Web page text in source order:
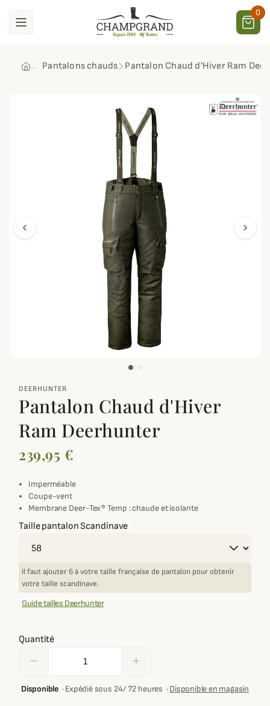
0
Pantalons chauds Pantalon Chaud d'Hiver Ram
chevron_left
zoom_out_map
chevron_right
DEERHUNTER
Pantalon Chaud d'Hiver
Ram Deerhunter
239,95 €
Imperméable
Coupe-vent
Membrane Deer-Tex® Temp : chaude et isolante
Taille pantalon Scandinave
Il faut ajouter 6 à votre taille française de pantalon pour obtenir
votre taille scandinave.
Guide tailles Deerhunter
Quantité
remove add
Disponible·Expédié sous 24/ 72 heures ·Disponible en magasin